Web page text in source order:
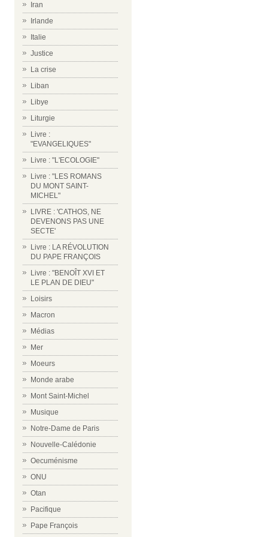
Iran
Irlande
Italie
Justice
La crise
Liban
Libye
Liturgie
Livre :
"EVANGELIQUES"
Livre : "L'ECOLOGIE"
Livre : "LES ROMANS
DU MONT SAINT-
MICHEL"
LIVRE : 'CATHOS, NE
DEVENONS PAS UNE
SECTE'
Livre : LA RÉVOLUTION
DU PAPE FRANÇOIS
Livre : "BENOÎT XVI ET
LE PLAN DE DIEU"
Loisirs
Macron
Médias
Mer
Moeurs
Monde arabe
Mont Saint-Michel
Musique
Notre-Dame de Paris
Nouvelle-Calédonie
Oecuménisme
ONU
Otan
Pacifique
Pape François